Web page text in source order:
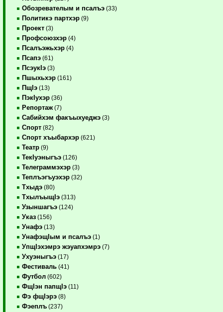
Обозревателым и псалъэ (33)
Политикэ партхэр (9)
Проект (3)
Профсоюзхэр (4)
Псалъэжьхэр (4)
Псапэ (61)
ПсэукIэ (3)
Пшыхьхэр (161)
ПщIэ (13)
ПэкIухэр (36)
Репортаж (7)
Сабийхэм факъыхуеджэ (3)
Спорт (82)
Спорт хъыбархэр (621)
Театр (9)
ТекIуэныгъэ (126)
Телеграммэхэр (3)
Теплъэгъуэхэр (32)
Тхыдэ (80)
ТхылъыщIэ (313)
Узыншагъэ (124)
Указ (156)
Унафэ (13)
УнафэщIым и псалъэ (1)
УпщIэхэмрэ жэуапхэмрэ (7)
Ухуэныгъэ (17)
Фестиваль (41)
Футбол (602)
ФщIэн папщIэ (11)
Фэ фщIэрэ (8)
Фэеплъ (237)